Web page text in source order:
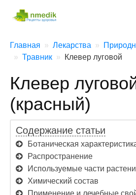
Главная Лекарства
Травник
Клевер луговой
Клевер
(красный)
Содержание статьи
Ботаническая
Распространение
Используемые части
Химический состав
Применение и лечебные